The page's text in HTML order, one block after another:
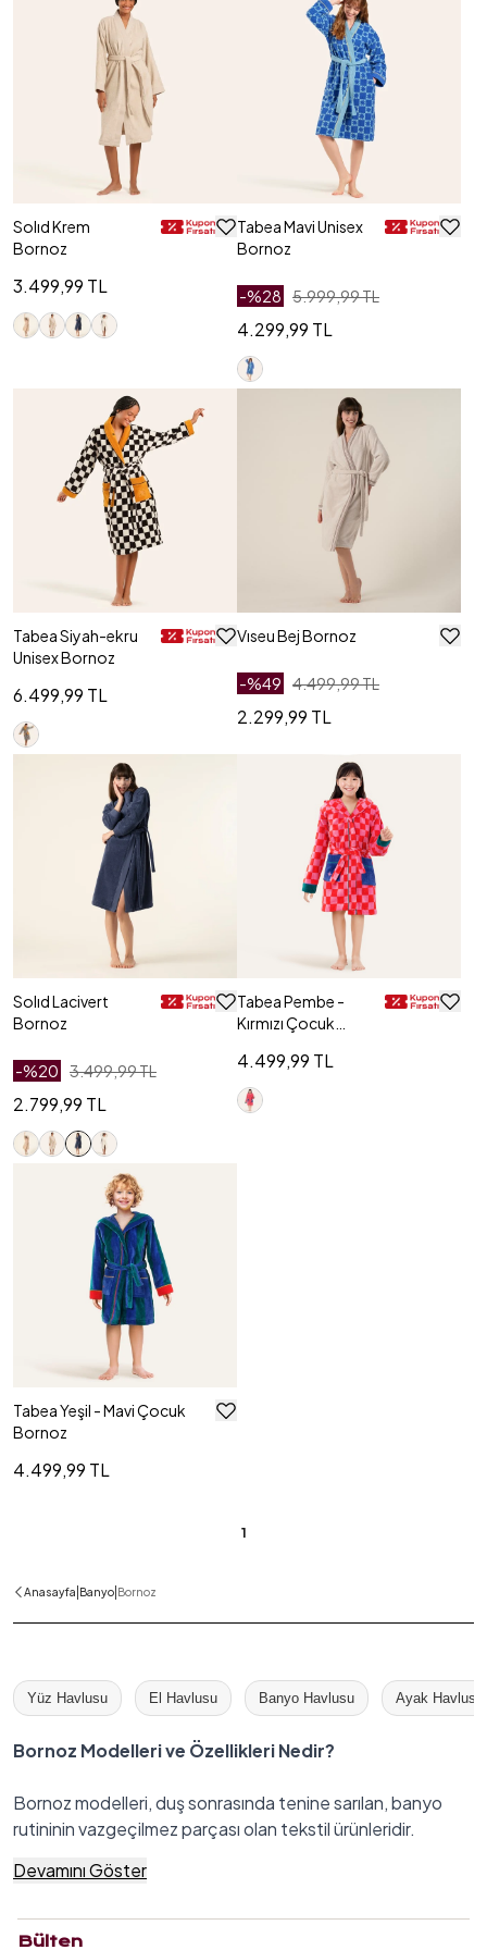
Solıd Krem
Bornoz
3.499,99 TL
Tabea Mavi Unisex
Bornoz
-%28 5.999,99 TL
4.299,99 TL
Tabea Siyah-ekru
Unisex Bornoz
6.499,99 TL
Vıseu Bej Bornoz
-%49 4.499,99 TL
2.299,99 TL
Solıd Lacivert
Bornoz
-%20 3.499,99 TL
2.799,99 TL
Tabea Pembe -
Kırmızı Çocuk
4.499,99 TL
Tabea Yeşil - Mavi Çocuk
Bornoz
4.499,99 TL
1
Anasayfa Banyo Bornoz
Yüz Havlusu El Havlusu Banyo Havlusu Ayak Havlusu
Bornoz Modelleri ve Özellikleri Nedir?
Bornoz modelleri, duş sonrasında tenine sarılan, banyo
rutininin vazgeçilmez parçası olan tekstil ürünleridir.
konfor alanı yaratır. Havlu kumaşın emici özelliği sayesinde
tasarımlarıyla da banyonun ötesinde bir yaşam alanı sunar.
Devamını Göster
Bülten